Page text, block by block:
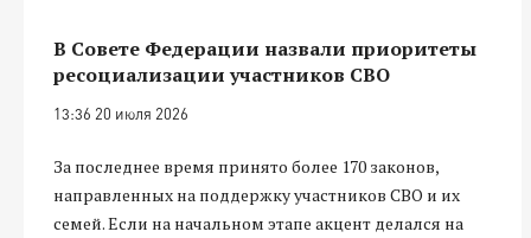
В Совете Федерации назвали приоритеты
ресоциализации участников СВО
13:36 20 июля 2026
За последнее время принято более 170 законов,
направленных на поддержку участников СВО и их
семей. Если на начальном этапе акцент делался на